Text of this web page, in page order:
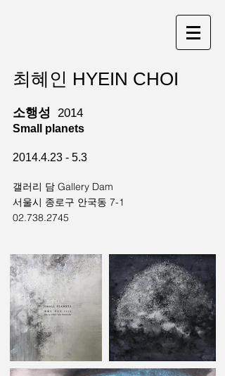
최혜인 HYEIN CHOI
​소행성 2014
Small planets
2014.4.23 - 5.3
갤러리 담 Gallery Dam
서울시 종로구 안국동 7-1
02.738.2745